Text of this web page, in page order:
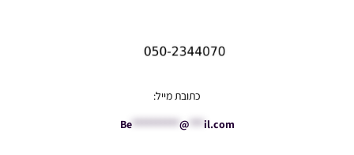
כתובת מייל:
Be********** @ *** il.com